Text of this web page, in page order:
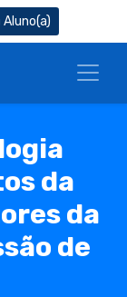
Aluno(a)
da
da
de